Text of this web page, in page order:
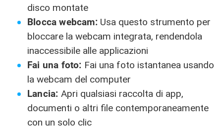
disco montate
Blocca webcam: Usa questo strumento per
bloccare la webcam integrata, rendendola
inaccessibile alle applicazioni
Fai una foto: Fai una foto istantanea usando
la webcam del computer
Lancia: Apri qualsiasi raccolta di app,
documenti o altri file contemporaneamente
con un solo clic